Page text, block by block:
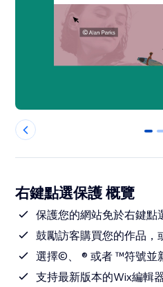
0 1
右鍵點選保護 概覽
保護您的網站免於右鍵點
鼓勵訪客購買您的作品，
選擇©、 ® 或者 ™符號並
支持最新版本的Wix編輯